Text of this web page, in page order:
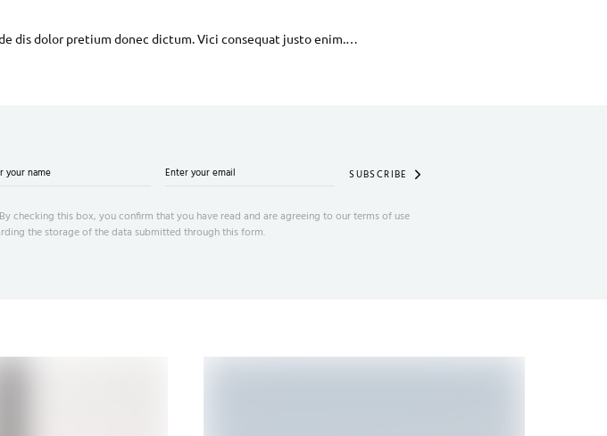
dis dolor pretium donec dictum. Vici consequat justo enim.…
SUBSCRIBE
By checking this box, you confirm that you have read and are agreeing to our terms of use
the storage of the data submitted through this form.